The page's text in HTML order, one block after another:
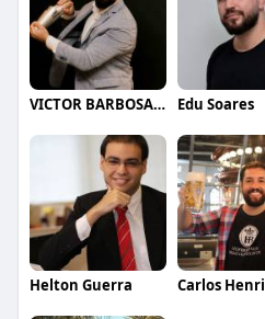
VICTOR BARBOSA QUARANTA Edu Soares
Helton Guerra